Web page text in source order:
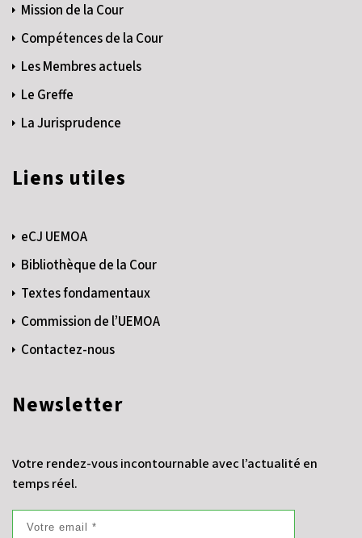
Mission de la Cour
Compétences de la Cour
Les Membres actuels
Le Greffe
La Jurisprudence
Liens utiles
eCJ UEMOA
Bibliothèque de la Cour
Textes fondamentaux
Commission de l’UEMOA
Contactez-nous
Newsletter
Votre rendez-vous incontournable avec l’actualité en
temps réel.